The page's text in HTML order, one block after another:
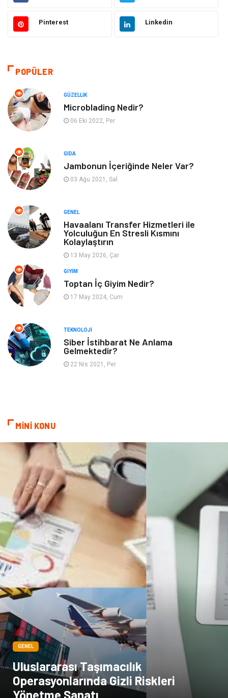
Güzellik Makine
Sağlıklı Yaşam
Yeme İçme
Organizasyon
Moda
Emlak Spor
Genel Kültür Tatil
İnternet
Gayrimenkul
Astroloji Müzik
Ev İşleri
Sigorta
Pinterest Linkedin
POPÜLER
GÜZELLIK
Microblading Nedir?
06 Eki 2022, Per
GIDA
Jambonun İçeriğinde Neler Var?
03 Ağu 2021, Sal
GENEL
Havaalanı Transfer Hizmetleri ile
Yolculuğun En Stresli Kısmını
Kolaylaştırın
13 May 2026, Çar
GIYIM
Toptan İç Giyim Nedir?
17 May 2024, Cum
TEKNOLOJI
Siber İstihbarat Ne Anlama
Gelmektedir?
22 Nis 2021, Per
MİNİ KONU
GENEL
Uluslararası Taşımacılık
Operasyonlarında Gizli Riskleri
Yönetme Sanatı